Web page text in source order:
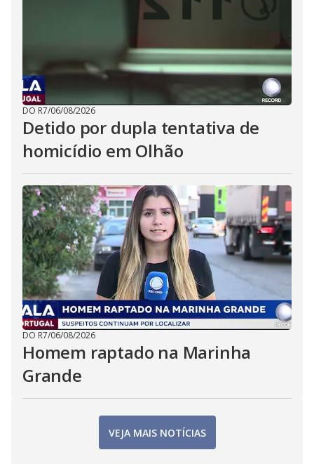
DO R7/06/08/2026
Detido por dupla tentativa de
homicídio em Olhão
DO R7/06/08/2026
Homem raptado na Marinha
Grande
VEJA MAIS NOTÍCIAS